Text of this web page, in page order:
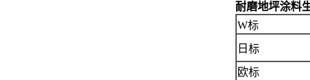
耐磨地坪涂料
W标
日标
欧标